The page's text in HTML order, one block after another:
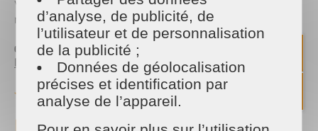
Vous choisissez la formule qui vous convient, et
nous nous adaptons à 100 % à vos besoins.
👉 Besoin d’un devis rapide et gratuit ?
Demander un devis Maison & Services
✨ Profitez vraiment de vos
préparatifs
d’analyse, de publicité, de
l’utilisateur et de personnalisation
de la publicité ;
Données de géolocalisation
précises et identification par
analyse de l’appareil.